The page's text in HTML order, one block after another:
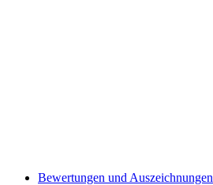
Bewertungen und Auszeichnungen